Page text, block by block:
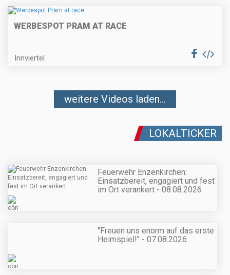
WERBESPOT PRAM AT RACE
Innviertel
weitere Videos laden...
LOKALTICKER
Feuerwehr Enzenkirchen:
Einsatzbereit, engagiert und fest
im Ort verankert - 08.08.2026
"Freuen uns enorm auf das erste
Heimspiel!" - 07.08.2026